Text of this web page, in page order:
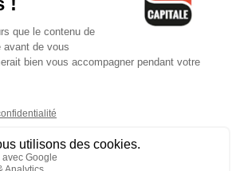
-Mentions légales-CGV-Politique de